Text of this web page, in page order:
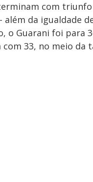
com triunfo
da igualdade
o Guarani foi para
33, no meio da